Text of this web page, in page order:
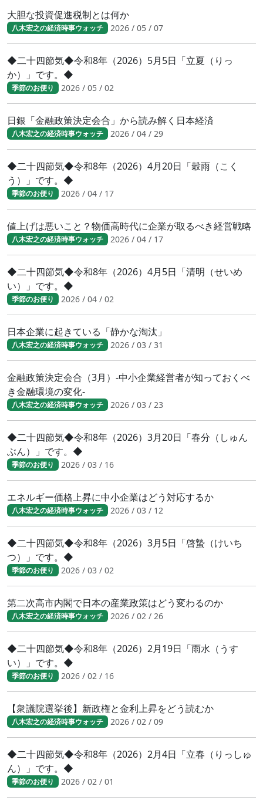
大胆な投資促進税制とは何か
八木宏之の経済時事ウォッチ 2026 / 05 / 07
◆二十四節気◆令和8年（2026）5月5日「立夏（りっ
か）」です。◆
季節のお便り 2026 / 05 / 02
日銀「金融政策決定会合」から読み解く日本経済
八木宏之の経済時事ウォッチ 2026 / 04 / 29
◆二十四節気◆令和8年（2026）4月20日「穀雨（こく
う）」です。◆
季節のお便り 2026 / 04 / 17
値上げは悪いこと？物価高時代に企業が取るべき経営戦略
八木宏之の経済時事ウォッチ 2026 / 04 / 17
◆二十四節気◆令和8年（2026）4月5日「清明（せいめ
い）」です。◆
季節のお便り 2026 / 04 / 02
日本企業に起きている「静かな淘汰」
八木宏之の経済時事ウォッチ 2026 / 03 / 31
金融政策決定会合（3月）-中小企業経営者が知っておくべ
き金融環境の変化-
八木宏之の経済時事ウォッチ 2026 / 03 / 23
◆二十四節気◆令和8年（2026）3月20日「春分（しゅん
ぶん）」です。◆
季節のお便り 2026 / 03 / 16
エネルギー価格上昇に中小企業はどう対応するか
八木宏之の経済時事ウォッチ 2026 / 03 / 12
◆二十四節気◆令和8年（2026）3月5日「啓蟄（けいち
つ）」です。◆
季節のお便り 2026 / 03 / 02
第二次高市内閣で日本の産業政策はどう変わるのか
八木宏之の経済時事ウォッチ 2026 / 02 / 26
◆二十四節気◆令和8年（2026）2月19日「雨水（うす
い）」です。◆
季節のお便り 2026 / 02 / 16
【衆議院選挙後】新政権と金利上昇をどう読むか
八木宏之の経済時事ウォッチ 2026 / 02 / 09
◆二十四節気◆令和8年（2026）2月4日「立春（りっしゅ
ん）」です。◆
季節のお便り 2026 / 02 / 01